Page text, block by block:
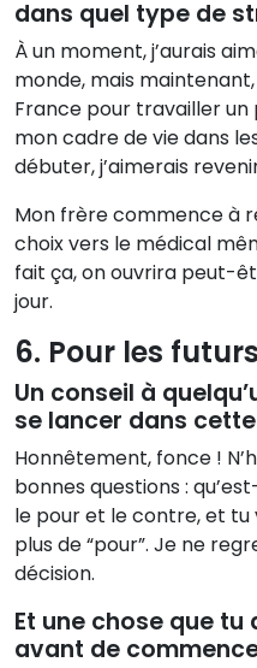
dans quel type de
À un moment, j’aurais
monde, mais
France pour travailler un
mon cadre de vie dans
débuter, j’aimerais
Mon frère commence à
choix vers le médical
fait ça, on ouvrira peut-
jour.
6. Pour les
Un conseil à
se lancer dans
Honnêtement, fonce !
bonnes questions :
le pour et le contre, et tu
plus de “pour”. Je ne
décision.
Et une chose que
avant de